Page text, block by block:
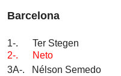
Barcelona
1-. Ter Stegen
2-.
Neto
3A-. Nélson Semedo